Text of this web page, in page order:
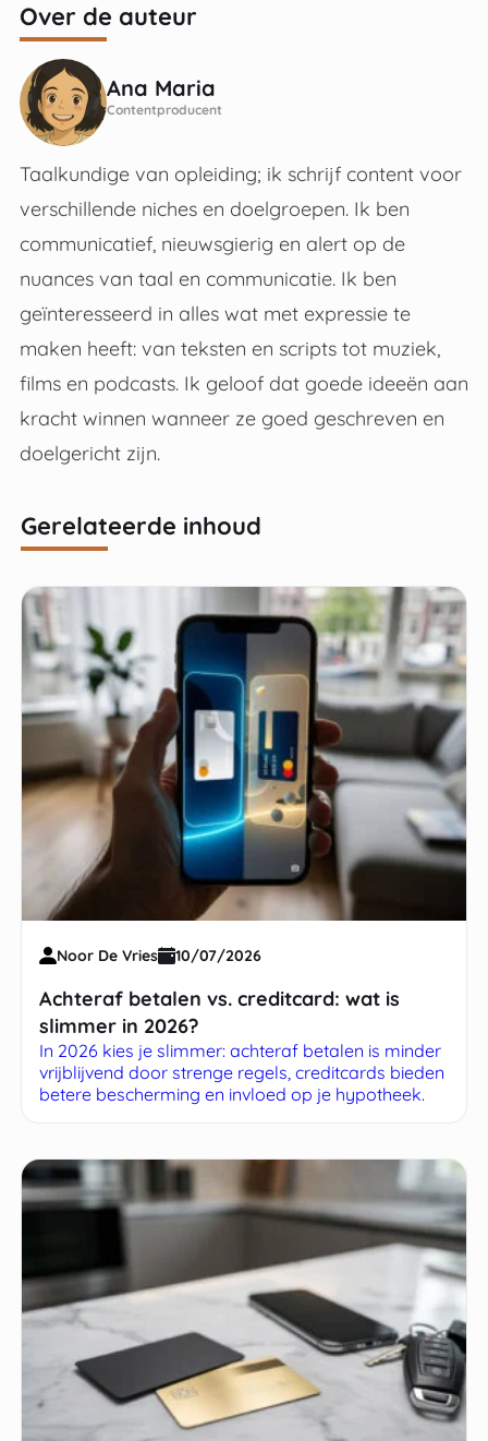
Over de auteur
Ana Maria
Contentproducent
Taalkundige van opleiding; ik schrijf content voor
verschillende niches en doelgroepen. Ik ben
communicatief, nieuwsgierig en alert op de
nuances van taal en communicatie. Ik ben
geïnteresseerd in alles wat met expressie te
maken heeft: van teksten en scripts tot muziek,
films en podcasts. Ik geloof dat goede ideeën aan
kracht winnen wanneer ze goed geschreven en
doelgericht zijn.
Gerelateerde inhoud
Noor De Vries 10/07/2026
Achteraf betalen vs. creditcard: wat is
slimmer in 2026?
In 2026 kies je slimmer: achteraf betalen is minder
vrijblijvend door strenge regels, creditcards bieden
betere bescherming en invloed op je hypotheek.